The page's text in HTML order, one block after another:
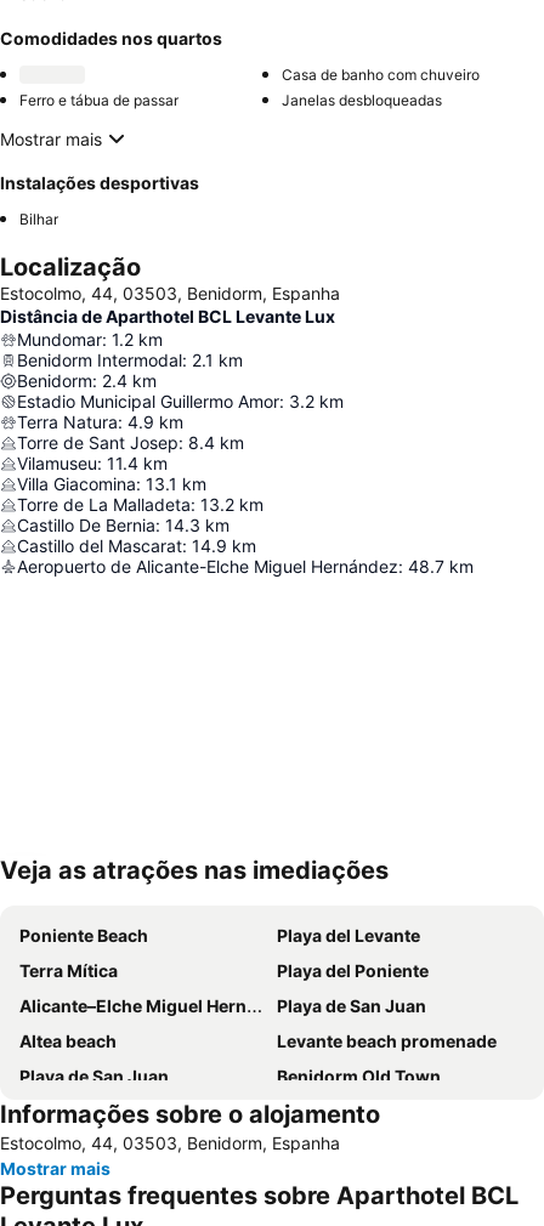
Comodidades nos quartos
Casa de banho com chuveiro
Ferro e tábua de passar
Janelas desbloqueadas
Mostrar mais
Instalações desportivas
Bilhar
Localização
Estocolmo, 44, 03503, Benidorm, Espanha
Distância de Aparthotel BCL Levante Lux
Mundomar: 1.2 km
Benidorm Intermodal: 2.1 km
Benidorm: 2.4 km
Estadio Municipal Guillermo Amor: 3.2 km
Terra Natura: 4.9 km
Torre de Sant Josep: 8.4 km
Vilamuseu: 11.4 km
Villa Giacomina: 13.1 km
Torre de La Malladeta: 13.2 km
Castillo De Bernia: 14.3 km
Castillo del Mascarat: 14.9 km
Aeropuerto de Alicante-Elche Miguel Hernández: 48.7 km
Ampliar mapa
Veja as atrações nas imediações
Poniente Beach
Playa del Levante
Terra Mítica
Playa del Poniente
Alicante–Elche Miguel Hernández Airport
Playa de San Juan
Altea beach
Levante beach promenade
Playa de San Juan
Benidorm Old Town
Benidorm Palace
Playa Arenal-Bol
El Postiguet
Estación de autobuses
Centro
Isla de Benidorm
Marina de Alicante
Informações sobre o alojamento
Estocolmo, 44, 03503, Benidorm, Espanha
Mostrar mais
Perguntas frequentes sobre Aparthotel BCL